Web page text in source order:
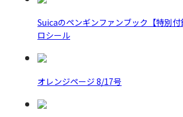
Suicaのペンギンファンブック【特別
ロシール
オレンジページ 8/17号